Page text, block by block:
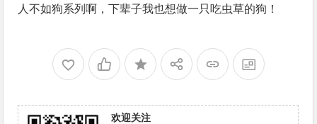
人不如狗系列啊，下辈子我也想做一只吃虫草的狗！
欢迎关注